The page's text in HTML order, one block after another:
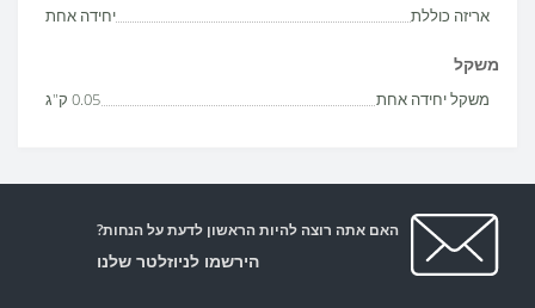
אריזה כוללת יחידה אחת
משקל
משקל יחידה אחת 0.05 ק"ג
האם אתה רוצה להיות הראשון לדעת על הנחות?
הירשמו לניוזלטר שלנו